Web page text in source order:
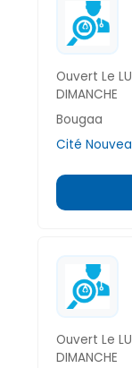
Ouvert Le
DIMANCHE
Bougaa
Cité
Ouvert Le
DIMANCHE